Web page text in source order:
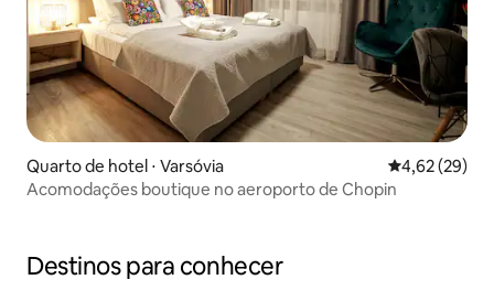
Quarto de hotel ⋅ Varsóvia 4,62 de uma
4,62 (29)
Acomodações boutique no aeroporto de Chopin
Destinos para conhecer